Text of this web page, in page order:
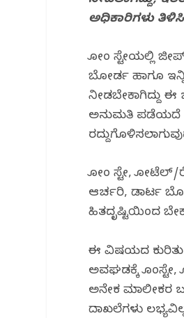
o p
ಅಧಿಕಾರಿಗಳು
ಹೋಂ ಸ್ಟೇಯಲ್ಲಿ
ಬೋರ್ಡ ಹಾಗೂ
ನೀಡಬೇಕಾಗಿದ್ದು
ಅನುಮತಿ ಪಡೆಯದೆ
ಹೋಂ ಸ್ಟೇ,
ಆರ್ಚರಿ, ಡಾರ್ಟ
ಹಿತದೃಷ್ಟಿಯಿಂದ
ಈ ವಿಷಯದ ಕುರಿತು
ಅವಘಡಕ್ಕೆ
ಅನೇಕ ಮಾಲೀಕರ
ದಾಖಲೆಗಳು